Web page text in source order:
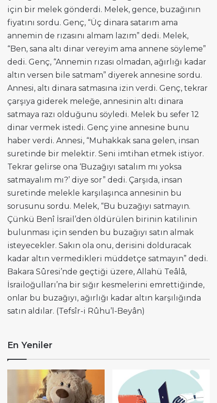
için bir melek gönderdi. Melek, gence, buzağının
fiyatını sordu. Genç, “Üç dinara satarım ama
annemin de rızasını almam lazım” dedi. Melek,
“Ben, sana altı dinar vereyim ama annene söyleme”
dedi. Genç, “Annemin rızası olmadan, ağırlığı kadar
altın versen bile satmam” diyerek annesine sordu.
Annesi, altı dinara satmasına izin verdi. Genç, tekrar
çarşıya giderek meleğe, annesinin altı dinara
satmaya razı olduğunu söyledi. Melek bu sefer 12
dinar vermek istedi. Genç yine annesine bunu
haber verdi. Annesi, “Muhakkak sana gelen, insan
suretinde bir melektir. Seni imtihan etmek istiyor.
Tekrar gelirse ona ‘Buzağıyı satalım mı yoksa
satmayalım mı?’ diye sor” dedi. Çarşıda, insan
suretinde melekle karşılaşınca annesinin bu
sorusunu sordu. Melek, “Bu buzağıyı satmayın.
Çünkü Benî İsrail’den öldürülen birinin katilinin
bulunması için senden bu buzağıyı satın almak
isteyecekler. Sakın ola onu, derisini dolduracak
kadar altın vermedikleri müddetçe satmayın” dedi.
Bakara Sûresi’nde geçtiği üzere, Allahü Teâlâ,
İsrailoğulları’na bir sığır kesmelerini emrettiğinde,
onlar bu buzağıyı, ağırlığı kadar altın karşılığında
satın aldılar. (Tefsîr-i Rûhu’l-Beyân)
En Yeniler